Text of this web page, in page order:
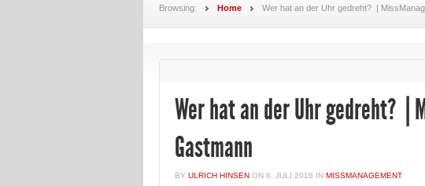
Browsing: Home Wer hat an der Uhr gedreht? |
Wer hat an der Uhr gedreht? |
Gastmann
BY ULRICH HINSEN ON 6. JULI 2016 IN MISSMANAGEMENT